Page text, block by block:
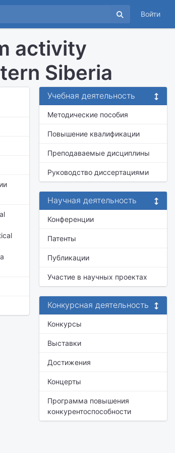
Войти
activity
Siberia
Учебная деятельность
Методические пособия
Повышение квалификации
Преподаваемые дисциплины
Руководство диссертациями
Научная деятельность
Конференции
Патенты
Публикации
Участие в научных проектах
Конкурсная деятельность
Конкурсы
Выставки
Достижения
Концерты
Программа повышения
конкурентоспособности